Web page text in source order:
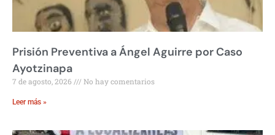
Prisión Preventiva a Ángel Aguirre por Caso
Ayotzinapa
7 de agosto, 2026 No hay comentarios
Leer más »